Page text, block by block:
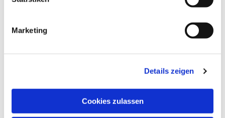
Marketing
Details zeigen
Cookies zulassen